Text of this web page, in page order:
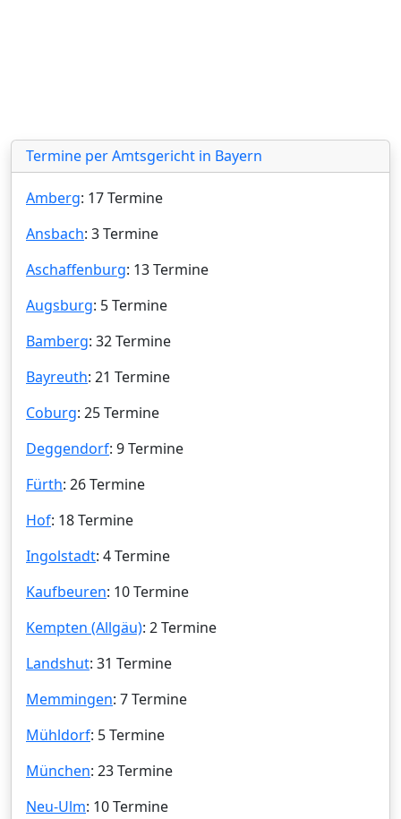
Termine per Amtsgericht in Bayern
Amberg: 17 Termine
Ansbach: 3 Termine
Aschaffenburg: 13 Termine
Augsburg: 5 Termine
Bamberg: 32 Termine
Bayreuth: 21 Termine
Coburg: 25 Termine
Deggendorf: 9 Termine
Fürth: 26 Termine
Hof: 18 Termine
Ingolstadt: 4 Termine
Kaufbeuren: 10 Termine
Kempten (Allgäu): 2 Termine
Landshut: 31 Termine
Memmingen: 7 Termine
Mühldorf: 5 Termine
München: 23 Termine
Neu-Ulm: 10 Termine